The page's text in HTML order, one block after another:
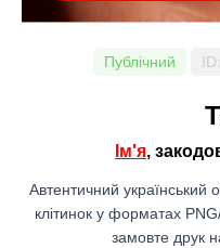
Публічний ID:
Ім'я,
Автентичний український
клітинок у форматах
замовте друк